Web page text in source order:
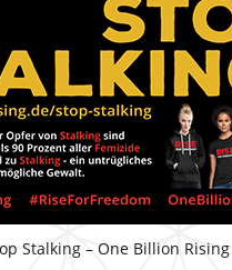
Stalking – One Billion Rising